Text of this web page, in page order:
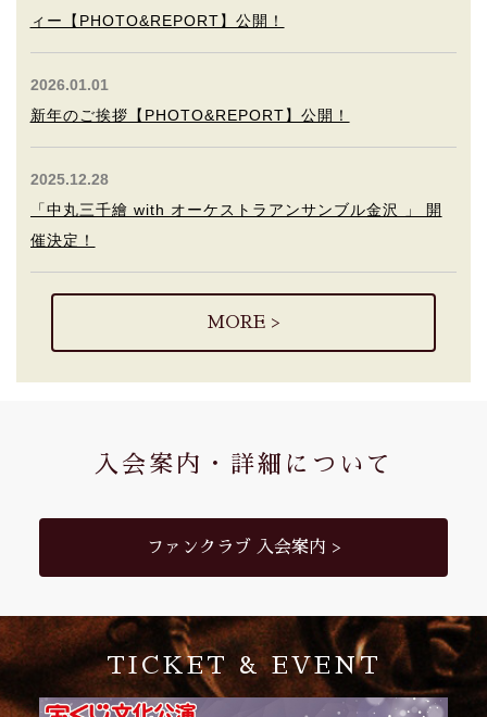
ィー【PHOTO&REPORT】公開！
2026.01.01
新年のご挨拶【PHOTO&REPORT】公開！
2025.12.28
「中丸三千繪 with オーケストラアンサンブル金沢 」 開
催決定！
MORE >
入会案内・詳細について
ファンクラブ 入会案内 >
TICKET & EVENT